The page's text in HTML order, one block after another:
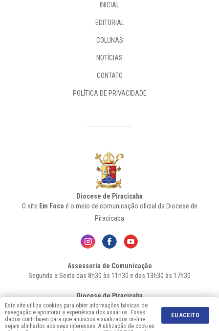
INICIAL
EDITORIAL
COLUNAS
NOTÍCIAS
CONTATO
POLÍTICA DE PRIVACIDADE
Diocese de Piracicaba
O site Em Foco é o meio de comunicação oficial da Diocese de
Piracicaba
Assessoria de Comunicação
Segunda a Sexta das 8h30 às 11h30 e das 13h30 às 17h30
Diocese de Piracicaba
Av. Independência, 1146 – Bairro Higienópolis - Cep: 13.419-155 –
Piracicaba-SP - Fone: 19 2106-7556
Este site utiliza cookies para obter informações básicas de
navegação e aprimorar a experiência dos usuários. Esses
dados contribuem para que anúncios visualizados on-line
sejam alinhados aos seus interesses. A utilização de cookies
EU ACEITO